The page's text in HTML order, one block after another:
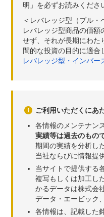
明」を必ずお読みくださ
＜レバレッジ型（ブル
レバレッジ型商品の価
せず、それが長期にわた
間的な投資の目的に適合
レバレッジ型・インバー
ご利用いただくにあ
各情報のメンテナン
実績等は過去のもの
期間の実績を分析し
当社ならびに情報提
当サイトで提供する
複写もしくは加工し
かるデータは株式会
データ・エービック
各情報は、記載した